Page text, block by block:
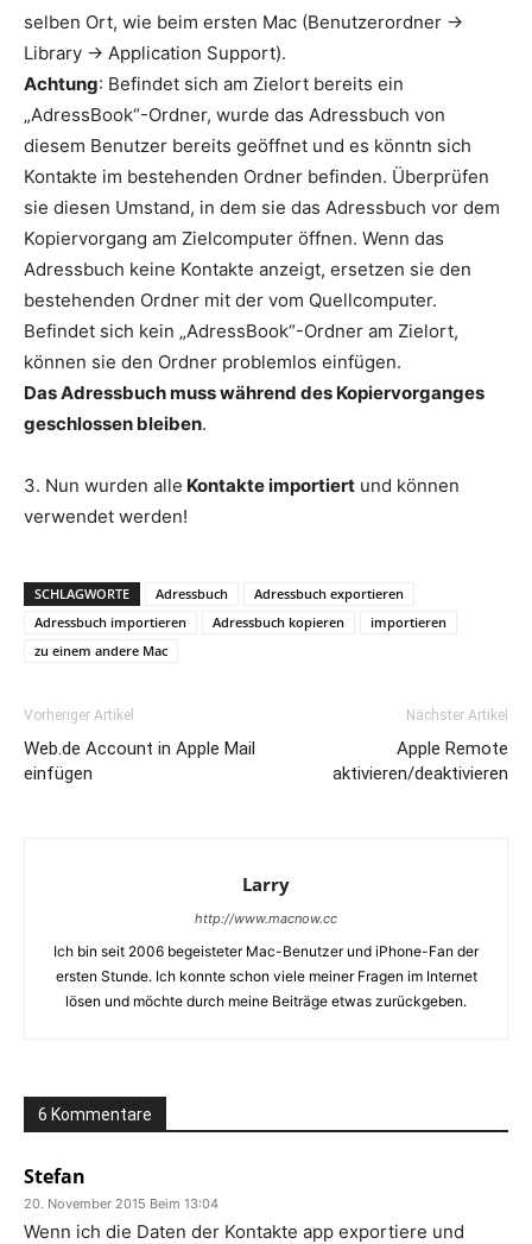
selben Ort, wie beim ersten Mac (Benutzerordner ->
Library -> Application Support).
Achtung: Befindet sich am Zielort bereits ein
„AdressBook“-Ordner, wurde das Adressbuch von
diesem Benutzer bereits geöffnet und es könntn sich
Kontakte im bestehenden Ordner befinden. Überprüfen
sie diesen Umstand, in dem sie das Adressbuch vor dem
Kopiervorgang am Zielcomputer öffnen. Wenn das
Adressbuch keine Kontakte anzeigt, ersetzen sie den
bestehenden Ordner mit der vom Quellcomputer.
Befindet sich kein „AdressBook“-Ordner am Zielort,
können sie den Ordner problemlos einfügen.
Das Adressbuch muss während des Kopiervorganges
geschlossen bleiben.
3. Nun wurden alle Kontakte importiert und können
verwendet werden!
SCHLAGWORTE Adressbuch
Adressbuch exportieren
Adressbuch importieren
Adressbuch kopieren
importieren
zu einem andere Mac
Vorheriger Artikel
Web.de Account in Apple Mail
einfügen
Nächster Artikel
Apple Remote
aktivieren/deaktivieren
Larry
http://www.macnow.cc
Ich bin seit 2006 begeisteter Mac-Benutzer und iPhone-Fan der
ersten Stunde. Ich konnte schon viele meiner Fragen im Internet
lösen und möchte durch meine Beiträge etwas zurückgeben.
6 Kommentare
Stefan
20. November 2015 Beim 13:04
Wenn ich die Daten der Kontakte app exportiere und